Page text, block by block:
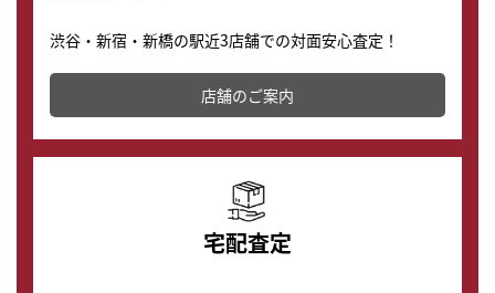
渋谷・新宿・新橋の駅近3店舗での対面安心査定！
その場で現金買取致します。渋谷本店では、時計販売の
店舗を併設しており、下取りに出してお得に新しい時計
の購入もできます♪
店舗のご案内
宅配査定